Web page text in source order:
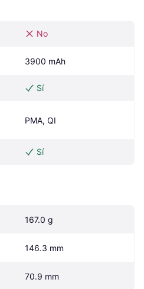
No
3900 mAh
Sí
PMA, QI
Sí
167.0 g
146.3 mm
70.9 mm